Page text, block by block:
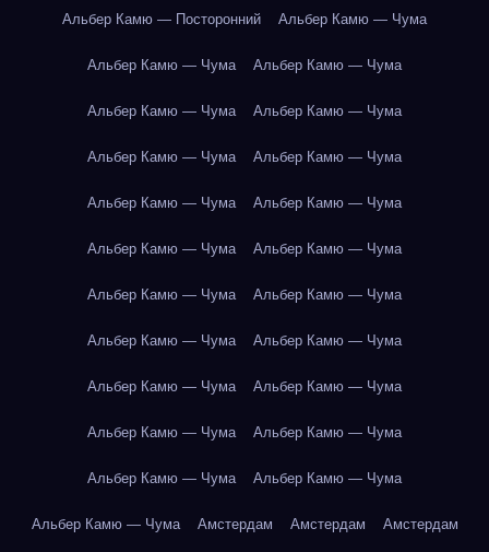
Альбер Камю — Посторонний Альбер Камю — Чума
Альбер Камю — Чума Альбер Камю — Чума
Альбер Камю — Чума Альбер Камю — Чума
Альбер Камю — Чума Альбер Камю — Чума
Альбер Камю — Чума Альбер Камю — Чума
Альбер Камю — Чума Альбер Камю — Чума
Альбер Камю — Чума Альбер Камю — Чума
Альбер Камю — Чума Альбер Камю — Чума
Альбер Камю — Чума Альбер Камю — Чума
Альбер Камю — Чума Альбер Камю — Чума
Альбер Камю — Чума Альбер Камю — Чума
Альбер Камю — Чума Амстердам Амстердам Амстердам